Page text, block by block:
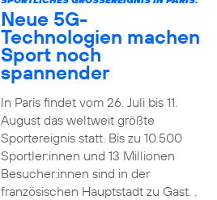
Neue 5G-
Technologien machen
Sport noch
spannender
In Paris findet vom 26. Juli bis 11.
August das weltweit größte
Sportereignis statt. Bis zu 10.500
Sportler:innen und 13 Millionen
Besucher:innen sind in der
französischen Hauptstadt zu Gast. .